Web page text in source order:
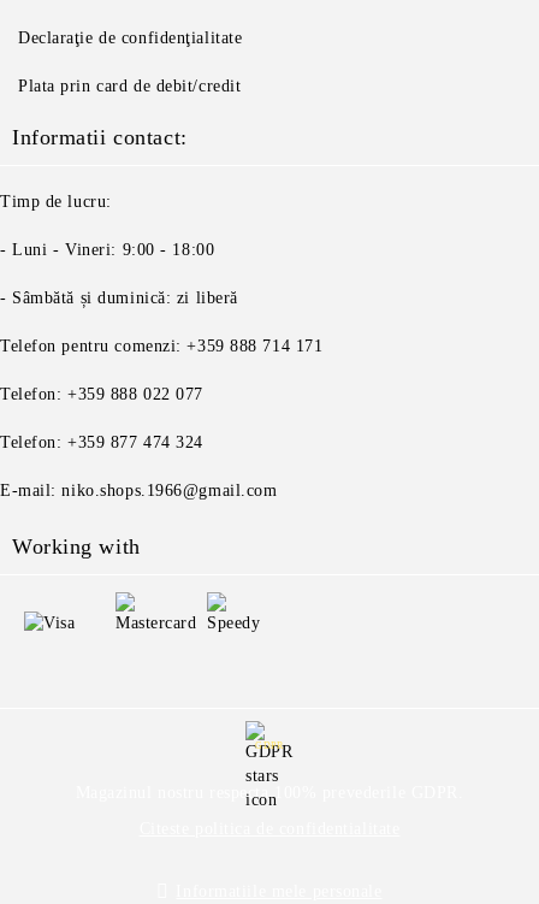
Declaraţie de confidenţialitate
Plata prin card de debit/credit
Informatii contact:
Timp de lucru:
- Luni - Vineri: 9:00 - 18:00
- Sâmbătă și duminică: zi liberă
Telefon pentru comenzi: +359 888 714 171
Telefon: +359 888 022 077
Telefon: +359 877 474 324
E-mail: niko.shops.1966@gmail.com
Working with
GDPR
Magazinul nostru respecta 100% prevederile GDPR.